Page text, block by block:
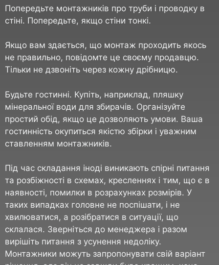
Попередьте монтажників про труби і проводку в
стіні. Попередьте, якщо стіни тонкі.
Якщо вам здається, що монтаж проходить якось
не правильно, повідомте це своєму продавцю.
Тільки не дзвоніть через кожну дрібницю.
Будьте гостинні. Купіть, наприклад, пляшку
мінеральної води для збирачів. Організуйте
простий обід, якщо це дозволяють умови. Ваша
гостинність окупиться якістю збірки і уважним
ставленням монтажників.
Під час складання іноді виникають спірні питання
та розбіжності в схемах, кресленнях і тим, що є в
наявності, помилки в розрахунках розмірів. У
таких випадках головне не поспішати, і не
хвилюватися, а розібратися в ситуації, що
склалася. Зверніться до менеджера і разом
вирішіть питання з усунення недоліку.
Монтажники можуть запропонувати свій варіант